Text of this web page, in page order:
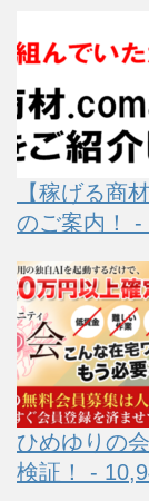
【稼げる商
のご案内！ -
ひめゆりの
検証！ -